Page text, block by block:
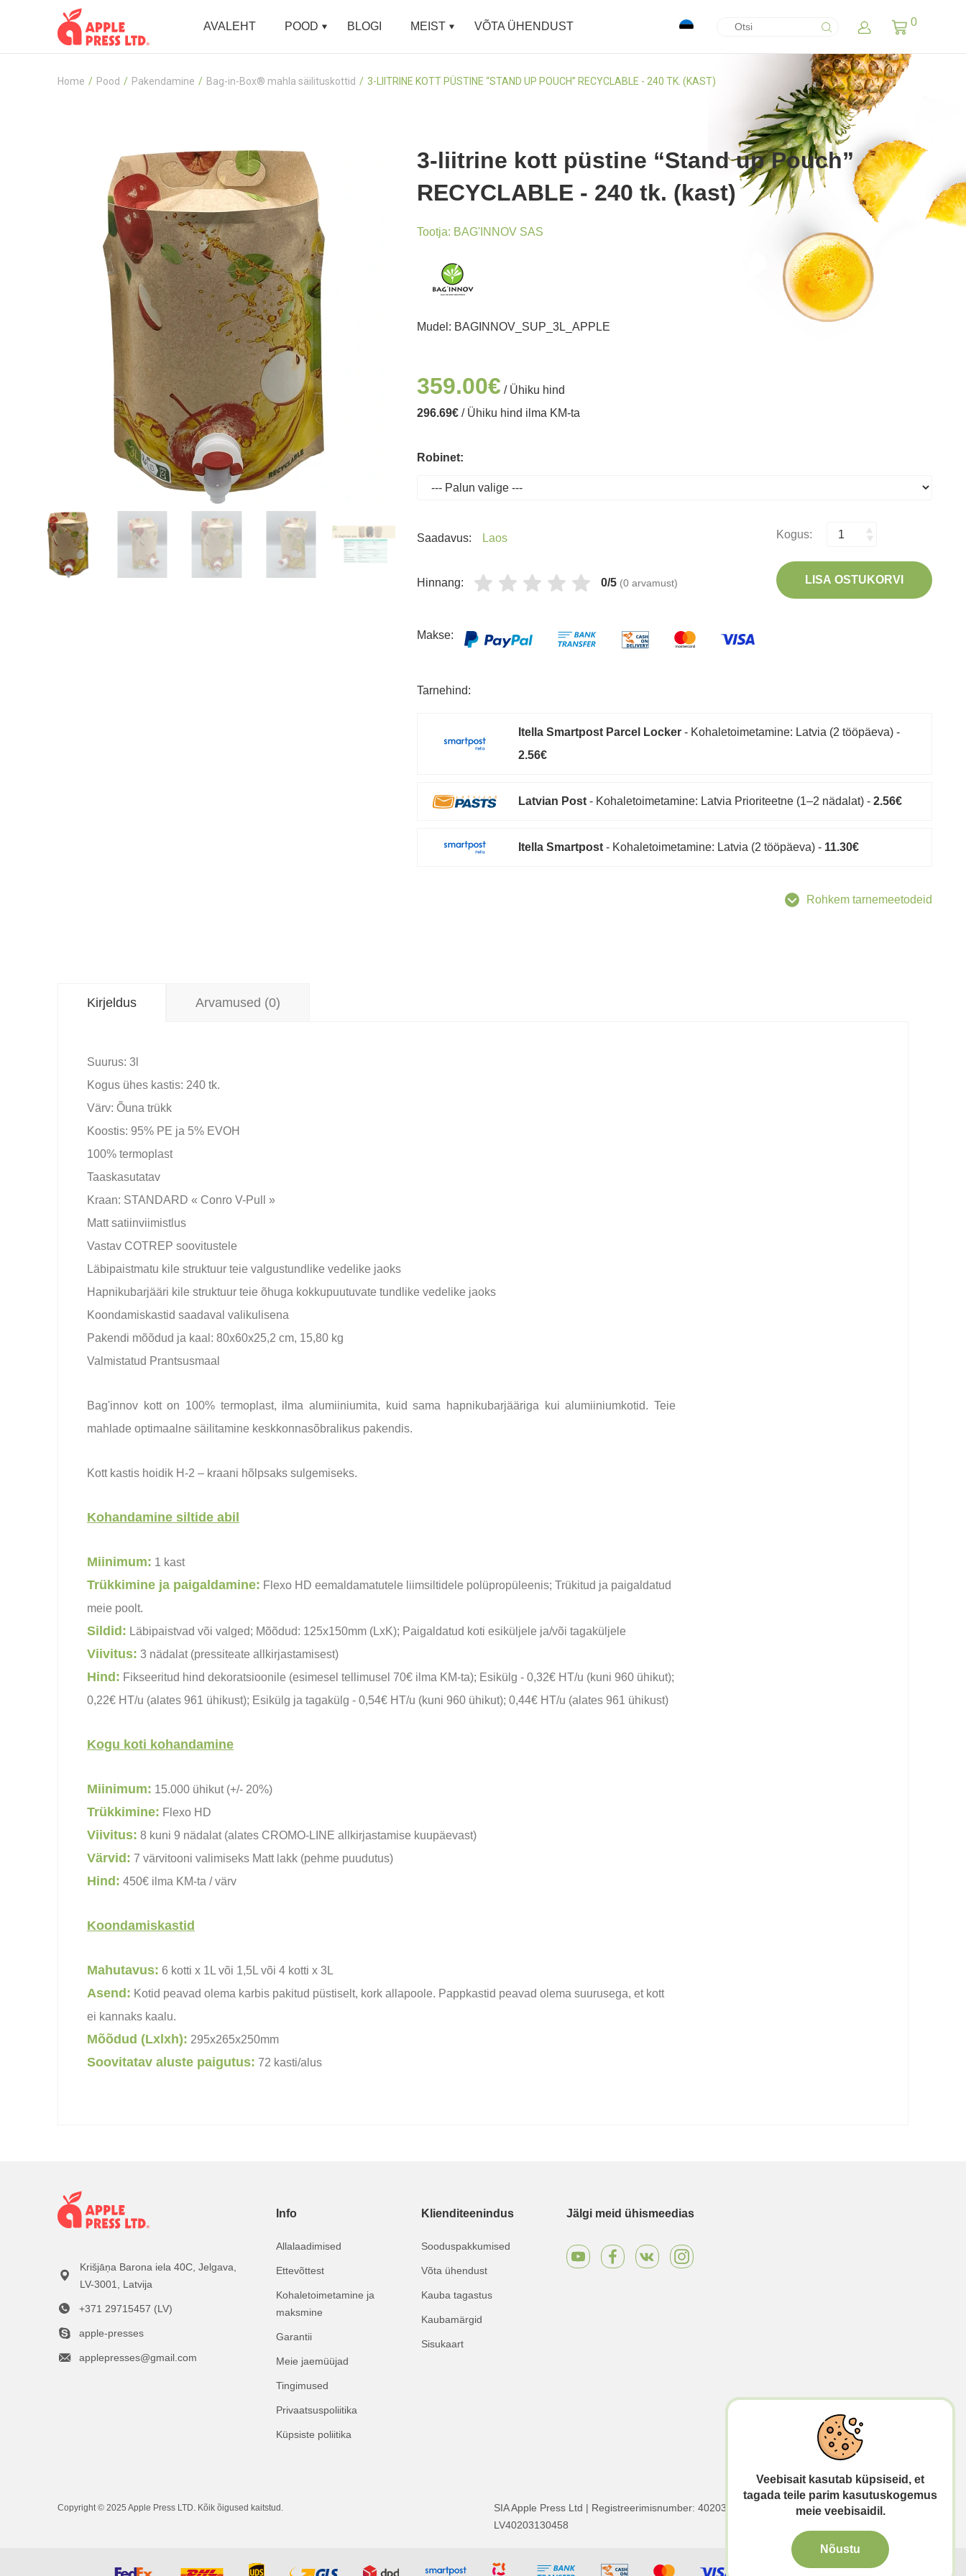
AVALEHT POOD BLOGI MEIST VÕTA ÜHENDUST 0
Home Pood Pakendamine Bag-in-Box® mahla säilituskottid 3-LIITRINE KOTT PÜSTINE “STAND UP POUCH” RECYCLABLE - 240 TK. (KAST)
3-liitrine kott püstine “Stand up Pouch”
RECYCLABLE - 240 tk. (kast)
Tootja: BAG'INNOV SAS
Mudel: BAGINNOV_SUP_3L_APPLE
359.00€ / Ühiku hind
296.69€ / Ühiku hind ilma KM-ta
Robinet:
Saadavus: Laos
Hinnang: 0/5 (0 arvamust)
Kogus:
LISA OSTUKORVI
Makse:
Tarnehind:
Itella Smartpost Parcel Locker - Kohaletoimetamine: Latvia (2 tööpäeva) -
2.56€
Latvian Post - Kohaletoimetamine: Latvia Prioriteetne (1–2 nädalat) -2.56€
Itella Smartpost - Kohaletoimetamine: Latvia (2 tööpäeva) - 11.30€
Rohkem tarnemeetodeid
Kirjeldus Arvamused (0)
Suurus: 3l
Kogus ühes kastis: 240 tk.
Värv: Õuna trükk
Koostis: 95% PE ja 5% EVOH
100% termoplast
Taaskasutatav
Kraan: STANDARD « Conro V-Pull »
Matt satiinviimistlus
Vastav COTREP soovitustele
Läbipaistmatu kile struktuur teie valgustundlike vedelike jaoks
Hapnikubarjääri kile struktuur teie õhuga kokkupuutuvate tundlike vedelike jaoks
Koondamiskastid saadaval valikulisena
Pakendi mõõdud ja kaal: 80х60х25,2 cm, 15,80 kg
Valmistatud Prantsusmaal
Bag'innov kott on 100% termoplast, ilma alumiiniumita, kuid sama hapnikubarjääriga kui alumiiniumkotid. Teie
mahlade optimaalne säilitamine keskkonnasõbralikus pakendis.
Kott kastis hoidik H-2 – kraani hõlpsaks sulgemiseks.
Kohandamine siltide abil
Miinimum: 1 kast
Trükkimine ja paigaldamine: Flexo HD eemaldamatutele liimsiltidele polüpropüleenis; Trükitud ja paigaldatud
meie poolt.
Sildid: Läbipaistvad või valged; Mõõdud: 125x150mm (LxK); Paigaldatud koti esiküljele ja/või tagaküljele
Viivitus: 3 nädalat (pressiteate allkirjastamisest)
Hind: Fikseeritud hind dekoratsioonile (esimesel tellimusel 70€ ilma KM-ta); Esikülg - 0,32€ HT/u (kuni 960 ühikut);
0,22€ HT/u (alates 961 ühikust); Esikülg ja tagakülg - 0,54€ HT/u (kuni 960 ühikut); 0,44€ HT/u (alates 961 ühikust)
Kogu koti kohandamine
Miinimum: 15.000 ühikut (+/- 20%)
Trükkimine: Flexo HD
Viivitus: 8 kuni 9 nädalat (alates CROMO-LINE allkirjastamise kuupäevast)
Värvid: 7 värvitooni valimiseks Matt lakk (pehme puudutus)
Hind: 450€ ilma KM-ta / värv
Koondamiskastid
Mahutavus: 6 kotti x 1L või 1,5L või 4 kotti x 3L
Asend: Kotid peavad olema karbis pakitud püstiselt, kork allapoole. Pappkastid peavad olema suurusega, et kott
ei kannaks kaalu.
Mõõdud (Lxlxh): 295x265x250mm
Soovitatav aluste paigutus: 72 kasti/alus
Krišjāņa Barona iela 40C, Jelgava,
LV-3001, Latvija
+371 29715457 (LV)
apple-presses
applepresses@gmail.com
Info
Allalaadimised
Ettevõttest
Kohaletoimetamine ja
maksmine
Garantii
Meie jaemüüjad
Tingimused
Privaatsuspoliitika
Küpsiste poliitika
Klienditeenindus
Sooduspakkumised
Võta ühendust
Kauba tagastus
Kaubamärgid
Sisukaart
Jälgi meid ühismeedias
Copyright © 2025 Apple Press LTD. Kõik õigused kaitstud.
SIA Apple Press Ltd | Registreerimisnumber: 40203130458 | KMKR number:
LV40203130458
Veebisait kasutab küpsiseid, et
tagada teile parim kasutuskogemus
meie veebisaidil.
Nõustu